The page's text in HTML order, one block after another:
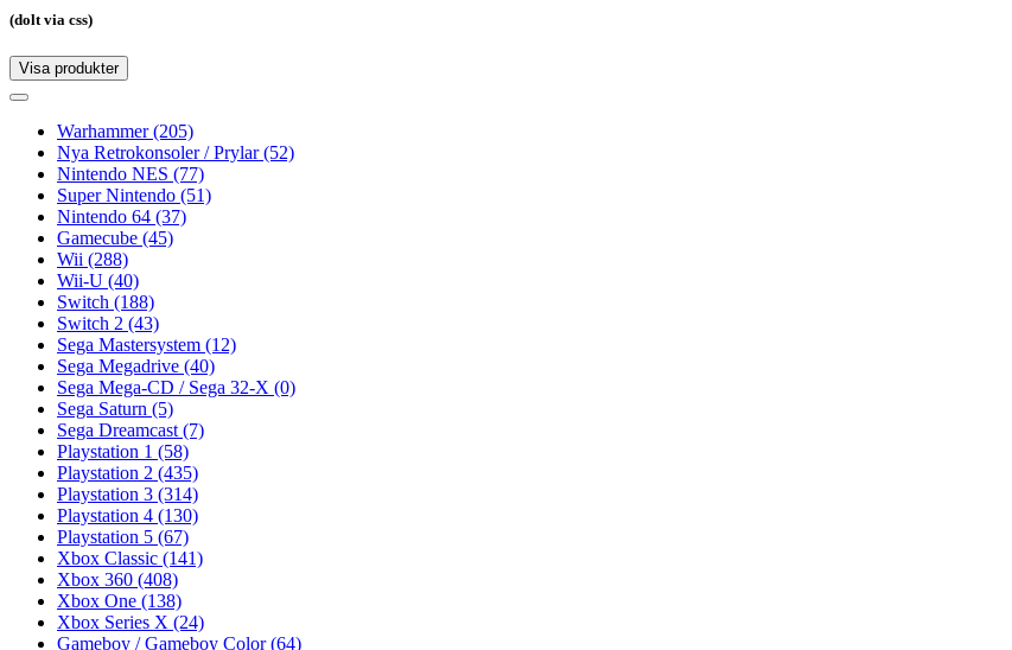
(dolt via css)
Visa produkter
Toggle
Toggle
navigationWarhammer(205)
Nya Retrokonsoler / Prylar(52)
Nintendo NES (77)
Super Nintendo (51)
Nintendo 64 (37)
Gamecube (45)
Wii (288)
Wii-U (40)
Switch (188)
Switch 2 (43)
Sega Mastersystem (12)
Sega Megadrive (40)
Sega Mega-CD / Sega 32-X (0)
Sega Saturn (5)
Sega Dreamcast (7)
Playstation 1 (58)
Playstation 2 (435)
Playstation 3 (314)
Playstation 4 (130)
Playstation 5 (67)
Xbox Classic (141)
Xbox 360 (408)
Xbox One (138)
Xbox Series X (24)
Gameboy / Gameboy Color(64)